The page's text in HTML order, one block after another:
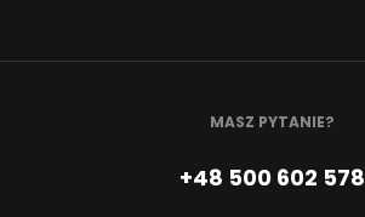
MASZ PYTANIE?
+48 500 602 578